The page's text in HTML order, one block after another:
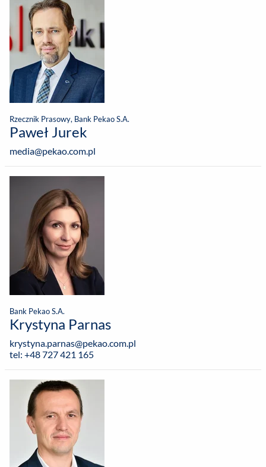
Rzecznik Prasowy, Bank Pekao S.A.
Paweł Jurek
media@pekao.com.pl
Bank Pekao S.A.
Krystyna Parnas
krystyna.parnas@pekao.com.pl
tel: +48 727 421 165